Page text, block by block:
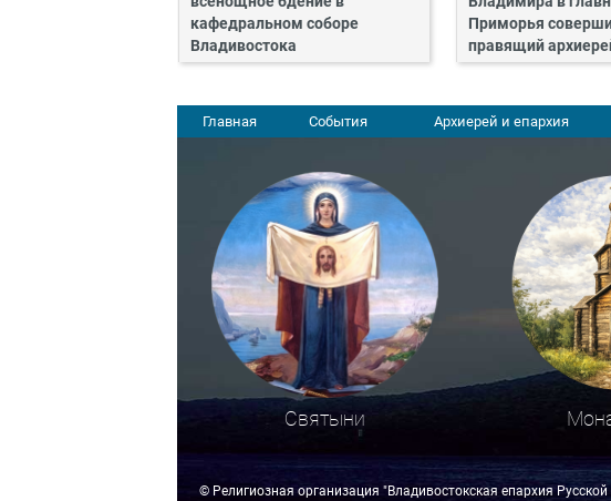
кафедральном соборе
Владивостока
Приморья
правящий
Главная События Архиерей и епархия
Святыни
© Религиозная организация "Владивостокская епархия